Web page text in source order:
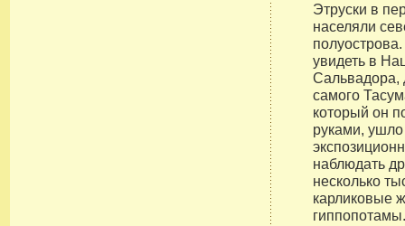
Этруски в
населяли
увидеть в
Сальвадора,
самого
который он
руками,
наблюдать
несколько
карликовые